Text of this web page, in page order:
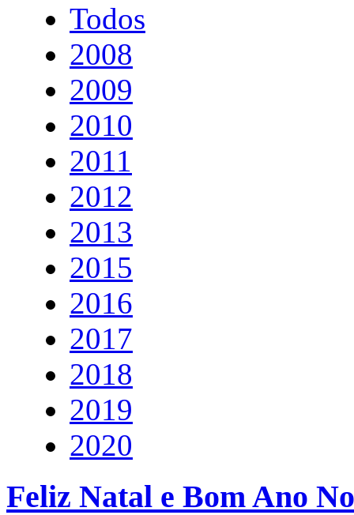
Todos
2008
2009
2010
2011
2012
2013
2015
2016
2017
2018
2019
2020
Feliz Natal e Bom Ano